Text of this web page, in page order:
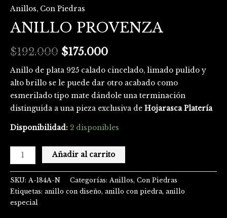
Anillos, Con Piedras
ANILLO PROVENZA
$192.000 $175.000
Anillo de plata 925 calado cincelado, limado pulido y
alto brillo se le puede dar otro acabado como
esmerilado tipo mate dándole una terminación
distinguida a una pieza exclusiva de Hojarasca Platería
Disponibilidad: 2 disponibles
Añadir al carrito
SKU: A-184A-N Categorías: Anillos, Con Piedras
Etiquetas: anillo con diseño, anillo con piedra, anillo
especial